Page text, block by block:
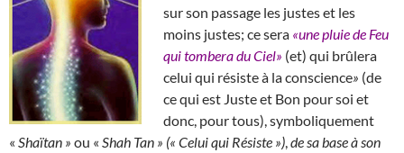
sur son passage les justes et les
moins justes; ce sera «une pluie de Feu
qui tombera du Ciel» (et) qui brûlera
celui qui résiste à la conscience» (de
ce qui est Juste et Bon pour soi et
donc, pour tous), symboliquement
« Shaïtan » ou « Shah Tan » (« Celui qui Résiste ») de sa base à son